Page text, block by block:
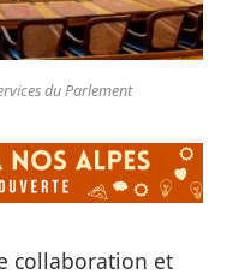
du Parlement
collaboration et